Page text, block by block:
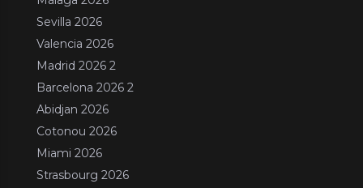
Sevilla 2026
Valencia 2026
Madrid 2026 2
Barcelona 2026 2
Abidjan 2026
Cotonou 2026
Miami 2026
Strasbourg 2026